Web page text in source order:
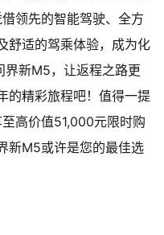
领先的智能驾驶、全方
舒适的驾乘体验，成为化
界新M5，让返程之路更
的精彩旅程吧！值得一提
高价值51,000元限时购
新M5或许是您的最佳选